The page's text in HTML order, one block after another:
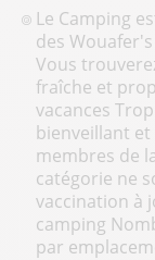
Le Camping
des
Vous
fraîche et
vacances
bienveillant
membres de
catégorie ne
vaccination à
camping
par